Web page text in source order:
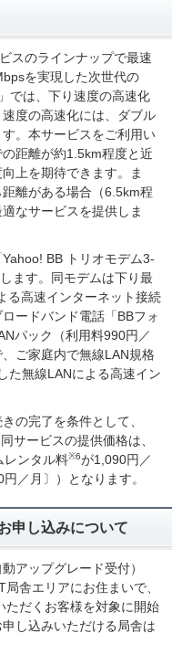
スのラインナップで最速
を実現した次世代の
では、下り速度の高速化
速度の高速化には、ダブル
。本サービスをご利用い
距離が約1.5km程度と近
上を期待できます。ま
離がある場合（6.5km程
なサービスを提供しま
BB トリオモデム3-
ます。同モデムは下り最
る高速インターネット接続
ードバンド電話「BBフォ
パック（利用料990円／
ご家庭内で無線LAN規格
た無線LANによる高速イン
の完了を条件として、
サービスの提供価格は、
レンタル料※6が1,090円／
／月〕）となります。
申し込みについて
アップグレード受付）
舎エリアにお住まいで、
ただくお客様を対象に開始
し込みいただける局舎は